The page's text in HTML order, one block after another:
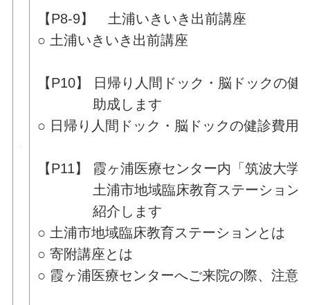
【P8-9】 土浦いきいき出前講座
○ 土浦いきいき出前講座
【P10】 日帰り人間ドック・脳ドックの健
助成します
○ 日帰り人間ドック・脳ドックの健診費用
【P11】 霞ヶ浦医療センター内「筑波大学
土浦市地域臨床教育ステーション
紹介します
○ 土浦市地域臨床教育ステーションとは
○ 寄附講座とは
○ 霞ヶ浦医療センターへご来院の際、注意